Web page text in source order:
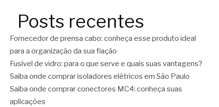
Posts recentes
Fornecedor de prensa cabo: conheça esse produto ideal
para a organização da sua fiação
Fusível de vidro: para o que serve e quais suas vantagens?
Saiba onde comprar isoladores elétricos em São Paulo
Saiba onde comprar conectores MC4: conheça suas
aplicações